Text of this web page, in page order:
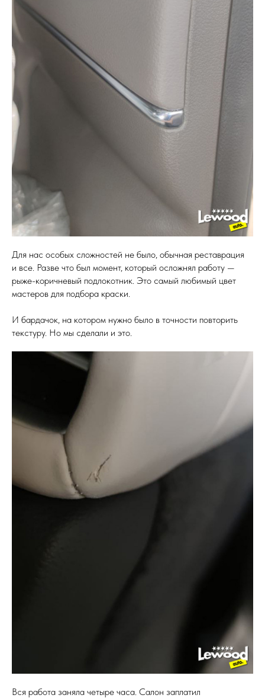
Для нас особых сложностей не было, обычная реставрация
и все. Разве что был момент, который осложнял работу —
рыже-коричневый подлокотник. Это самый любимый цвет
мастеров для подбора краски.
И бардачок, на котором нужно было в точности повторить
текстуру. Но мы сделали и это.
Вся работа заняла четыре часа. Салон заплатил